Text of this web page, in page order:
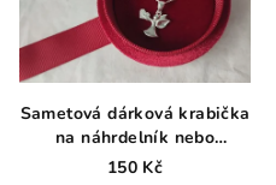
Sametová dárková krabička
na náhrdelník nebo
přívěsek červená
150 Kč